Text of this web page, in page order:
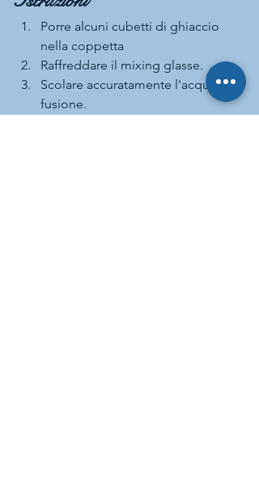
Porre alcuni cubetti di ghiaccio
nella coppetta
Raffreddare il mixing glasse.
Scolare accuratamente l'acqua di
fusione.